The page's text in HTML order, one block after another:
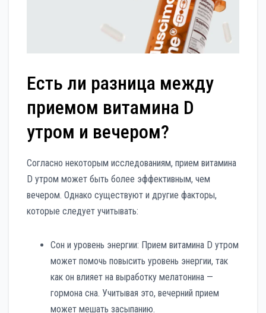
Есть ли разница между
приемом витамина D
утром и вечером?
Согласно некоторым исследованиям, прием витамина
D утром может быть более эффективным, чем
вечером. Однако существуют и другие факторы,
которые следует учитывать:
Сон и уровень энергии: Прием витамина D утром
может помочь повысить уровень энергии, так
как он влияет на выработку мелатонина —
гормона сна. Учитывая это, вечерний прием
может мешать засыпанию.